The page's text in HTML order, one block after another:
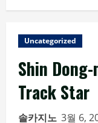
Uncategorized
Shin
Track Star
솔카지노 3월 6,